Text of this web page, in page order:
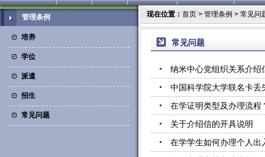
管理条例
培养
学位
派遣
招生
常见问题
现在位置： 首页 > 管理条例 > 常见问
常见问题
纳米中心党组织关系介
中国科学院大学联名卡
在学证明类型及办理流程
关于介绍信的开具说明
在学学生如何办理个人出